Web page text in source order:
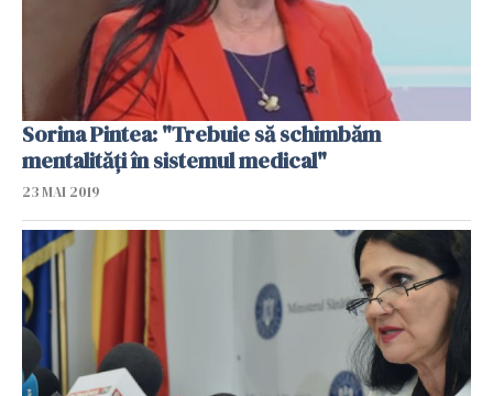
Sorina Pintea: "Trebuie să schimbăm
mentalități în sistemul medical"
23 MAI 2019